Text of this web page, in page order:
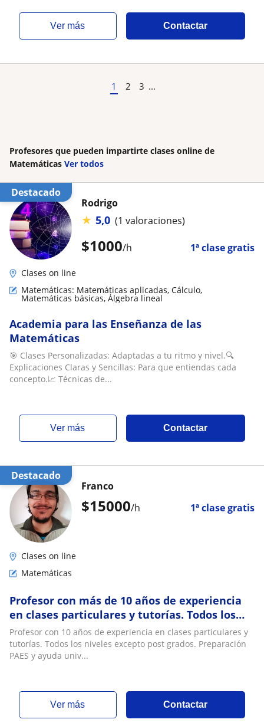
ver más Contactar
1 2 3 ...
Profesores que pueden impartirte clases online de
Matemáticas Ver todos
Destacado
$1000/h 1ª clase gratis
Rodrigo
★ 5,0 (1 valoraciones)
Clases on line
Matemáticas: Matemáticas aplicadas, Cálculo,
Matemáticas básicas, Álgebra lineal
Academia para las Enseñanza de las
Matemáticas
🎯 Clases Personalizadas: Adaptadas a tu ritmo y nivel.🔍
Explicaciones Claras y Sencillas: Para que entiendas cada
concepto.📈 Técnicas de...
ver más Contactar
Destacado
$15000/h 1ª clase gratis
Franco
Clases on line
Matemáticas
Profesor con más de 10 años de experiencia
en clases particulares y tutorías. Todos los
niveles excepto post grados
Profesor con 10 años de experiencia en clases particulares y
tutorías. Todos los niveles excepto post grados. Preparación
PAES y ayuda univ...
ver más Contactar